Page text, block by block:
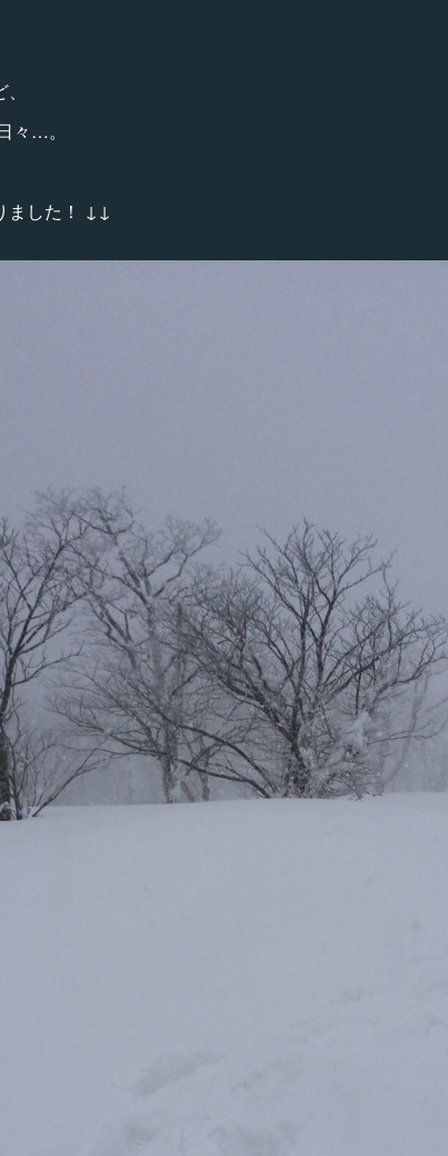
々…。
りました！ ↓↓